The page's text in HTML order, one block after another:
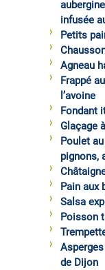
infusée
Petits
Agneau
Frappé
l’avoine
Fondant
Glaçage
Poulet
pignons,
Pain aux
Salsa
Poisson
de Dijon